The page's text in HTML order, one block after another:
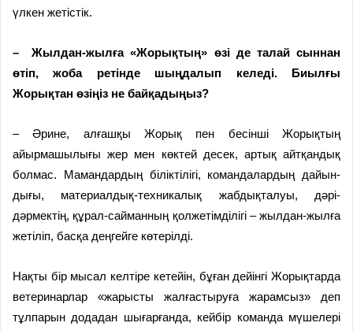
үлкен жетіс­тік.
– Жылдан-жылға «Жорықтың» өзі де талай сыннан
өтіп, жоба рет­ін­де шыңдалып келеді. Биылғы
Жорықтан өзіңіз не байқадыңыз?
– Әрине, алғашқы Жорық пен бесінші Жорықтың
айырмашы­лығы жер мен көктей десек, артық айтқандық
болмас. Мамандардың біліктілігі, командалардың дайын­
дығы, материалдық-техникалық жабдықталуы, дәрі-
дәрмектің, құрал-сайманның қолжетімділігі – жылдан-жылға
жетіліп, басқа дең­гейге көтерілді.
Нақты бір мысал келтіре кетей­ін, бұған дейінгі Жорықтарда
вет­ери­нарлар «жарысты жалғастыру­ға жарамсыз» деп
тұлпарын дода­дан шығарғанда, кейбір команда мүше­лері